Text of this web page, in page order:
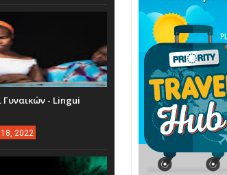
Γυναικών - Lingui
18, 2022